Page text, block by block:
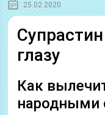
25.02.2020
глазу
Как
народными